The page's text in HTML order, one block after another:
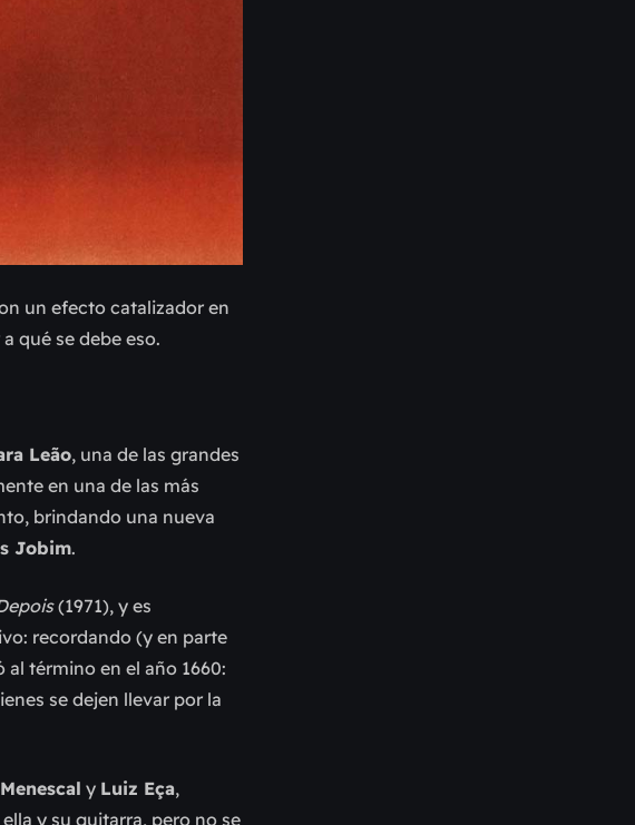
un efecto catalizador en
qué se debe eso.
Leão, una de las grandes
en una de las más
brindando una nueva
Jobim.
(1971), y es
recordando (y en parte
al término en el año 1660:
se dejen llevar por la
y Luiz Eça,
y su guitarra, pero no se